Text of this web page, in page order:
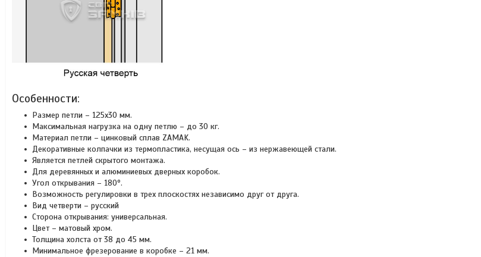
Особенности:
Размер петли – 125х30 мм.
Максимальная нагрузка на одну петлю – до 30 кг.
Материал петли – цинковый сплав ZAMAK.
Декоративные колпачки из термопластика, несущая ось – из нержавеющей стали.
Является петлей скрытого монтажа.
Для деревянных и алюминиевых дверных коробок.
Угол открывания – 180º.
Возможность регулировки в трех плоскостях независимо друг от друга.
Вид четверти – русский
Сторона открывания: универсальная.
Цвет – матовый хром.
Толщина холста от 38 до 45 мм.
Минимальное фрезерование в коробке – 21 мм.